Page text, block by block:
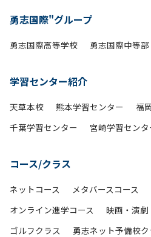
勇志国際"グループ
勇志国際高等学校 勇志国際中等部
学習センター紹介
天草本校 熊本学習センター
福
千葉学習センター
宮崎学習センタ
コース/クラス
ネットコース メタバースコース
オンライン進学コース
映画・演劇
ゴルフクラス
勇志ネット予備校ク